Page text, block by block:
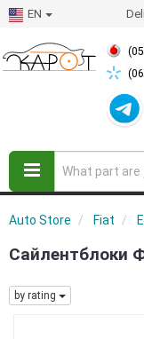
EN
Auto Store Fiat
Сайлентблоки
by rating